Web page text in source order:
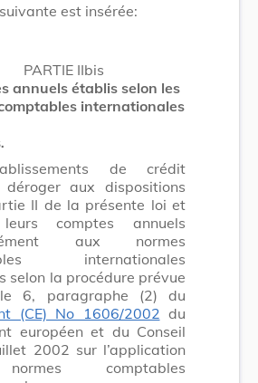
est insérée:
PARTIE IIbis
annuels établis selon les
internationales
de crédit
déroger aux dispositions
II de la présente loi et
comptes annuels
aux normes
internationales
selon la procédure prévue
6, paragraphe (2) du
(CE) No 1606/2002 du
européen et du Conseil
2002 sur l’application
comptables